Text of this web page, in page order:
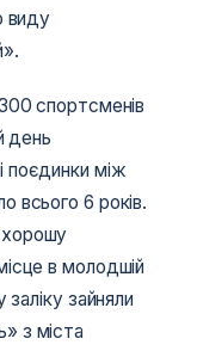
виду
спортсменів
день
поєдинки між
всього 6 років.
хорошу
в молодшій
зайняли
з міста